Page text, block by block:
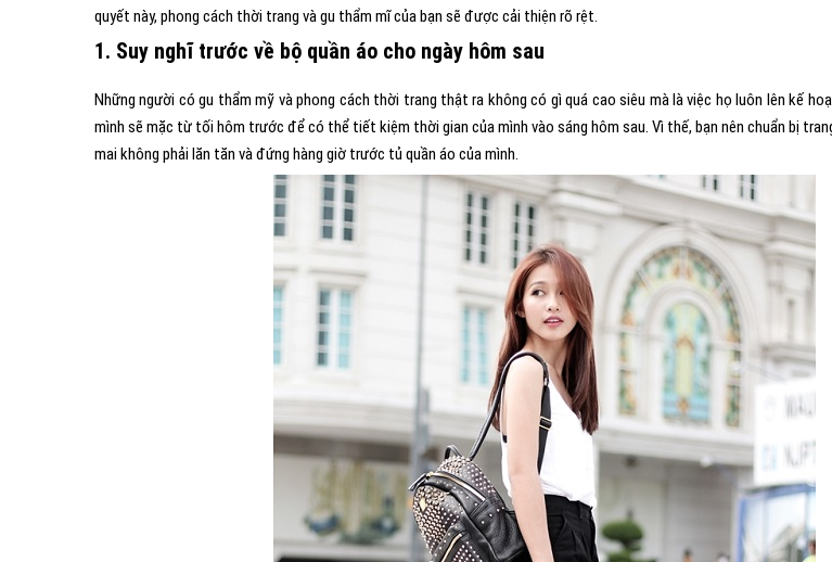
quyết này, phong cách thời trang và gu thẩm mĩ của bạn sẽ được cải thiện rõ rệt.
1. Suy nghĩ trước về bộ quần áo cho ngày hôm sau
Những người có gu thẩm mỹ và phong cách thời trang thật ra không có gì quá cao siêu mà là việc họ luôn lên kế
mình sẽ mặc từ tối hôm trước để có thể tiết kiệm thời gian của mình vào sáng hôm sau. Vì thế, bạn nên chuẩn bị
mai không phải lăn tăn và đứng hàng giờ trước tủ quần áo của mình.